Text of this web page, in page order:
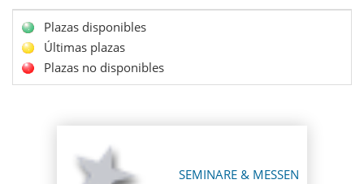
Plazas disponibles
Últimas plazas
Plazas no disponibles
SEMINARE & MESSEN